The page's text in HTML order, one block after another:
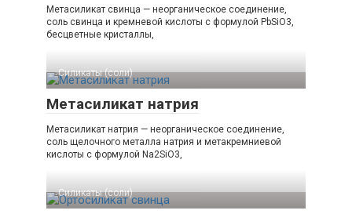
Метасиликат свинца — неорганическое соединение,
соль свинца и кремневой кислоты с формулой PbSiO3,
бесцветные кристаллы,
Силикаты (соли)‎
Метасиликат натрия
Метасиликат натрия — неорганическое соединение,
соль щелочного металла натрия и метакремниевой
кислоты с формулой Na2SiO3,
Силикаты (соли)‎